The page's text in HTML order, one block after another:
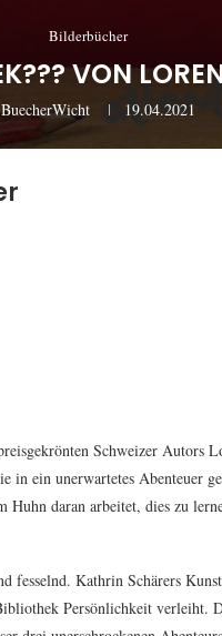
Bilderbücher
VON
BuecherWicht 19.04.2021
Schweizer
in ein unerwartetes Abenteuer
daran arbeitet, dies zu
fesselnd. Kathrin Schärers
Persönlichkeit